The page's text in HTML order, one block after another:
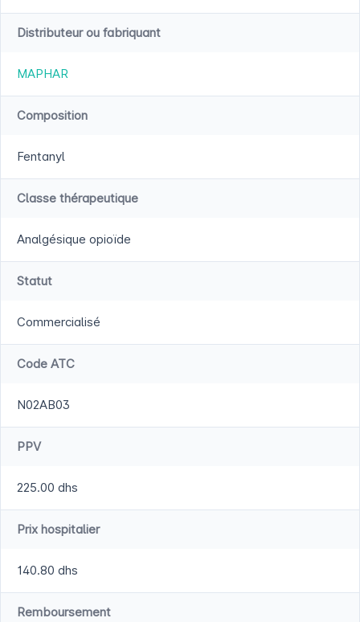
Distributeur ou fabriquant
MAPHAR
Composition
Fentanyl
Classe thérapeutique
Analgésique opioïde
Statut
Commercialisé
Code ATC
N02AB03
PPV
225.00 dhs
Prix hospitalier
140.80 dhs
Remboursement